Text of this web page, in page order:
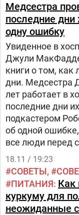
Медсестра
последние
одну ошибку
Увиденное в
Джули
книги о том,
дни. Медсестра
лет работает в
последние дни
подкастером
об одной
все люди перед
18.11 / 19:23
СОВЕТЫ
ПИТАНИЯ Как
куркуму для
неожиданные